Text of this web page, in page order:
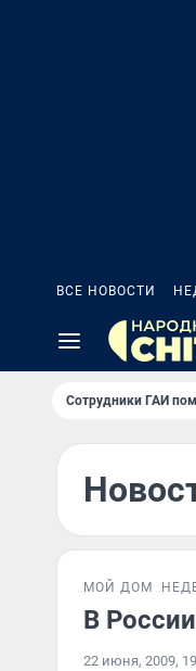
ВСЕ НОВОСТИ
Сотрудники ГАИ
МОЙ ДОМ
В
22 июня, 2009,